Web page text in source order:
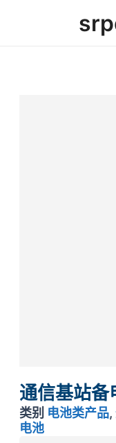
通信基站备
类别 电池类产品,
电池